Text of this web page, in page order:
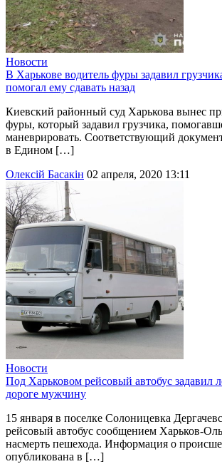
Новости
В Харькове водитель фуры задавил
помогал ему сдавать назад
Киевский районный суд Харькова вынес
фуры, который задавил грузчика,
маневрировать. Соответствующий
в Едином […]
Олексій Басакін 02 апреля, 2020 13:11
Новости
Под Харьковом рейсовый автобус задавил
дороге мужчину
15 января в поселке Солоницевка
рейсовый автобус сообщением Харьков-
насмерть пешехода. Информация о
опубликована в […]